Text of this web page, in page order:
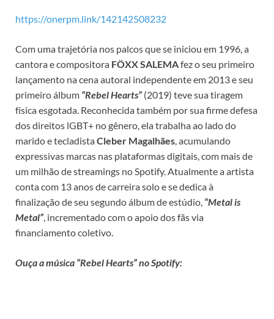
https://onerpm.link/142142508232
Com uma trajetória nos palcos que se iniciou em 1996, a
cantora e compositora FÖXX SALEMAfez o seu primeiro
lançamento na cena autoral independente em 2013 e seu
primeiro álbum “Rebel Hearts” (2019) teve sua tiragem
física esgotada. Reconhecida também por sua firme defesa
dos direitos lGBT+ no gênero, ela trabalha ao lado do
marido e tecladistaCleber Magalhães , acumulando
expressivas marcas nas plataformas digitais, com mais de
um milhão de streamings no Spotify. Atualmente a artista
conta com 13 anos de carreira solo e se dedica à
finalização de seu segundo álbum de estúdio, “Metal is
Metal” , incrementado com o apoio dos fãs via
financiamento coletivo.
Ouça a música “Rebel Hearts” no Spotify: